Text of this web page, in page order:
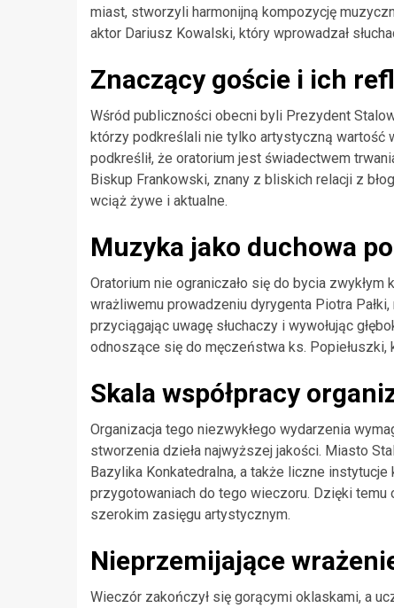
miast, stworzyli harmonijną kompozycję
aktor Dariusz Kowalski, który wprowadzał
Znaczący goście i ich
Wśród publiczności obecni byli Prezydent
którzy podkreślali nie tylko artystyczną wartość
podkreślił, że oratorium jest świadectwem
Biskup Frankowski, znany z bliskich relacji z
wciąż żywe i aktualne.
Muzyka jako duchowa
Oratorium nie ograniczało się do bycia
wrażliwemu prowadzeniu dyrygenta Piotra
przyciągając uwagę słuchaczy i wywołując
odnoszące się do męczeństwa ks. Popiełuszki,
Skala współpracy
Organizacja tego niezwykłego wydarzenia
stworzenia dzieła najwyższej jakości. Miasto
Bazylika Konkatedralna, a także liczne
przygotowaniach do tego wieczoru. Dzięki temu
szerokim zasięgu artystycznym.
Nieprzemijające
Wieczór zakończył się gorącymi oklaskami, a